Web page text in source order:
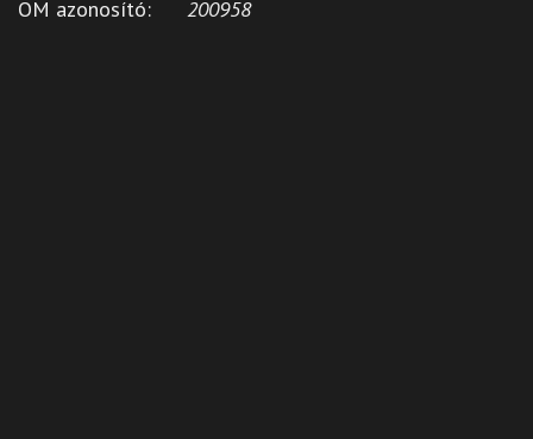
OM azonosító: 200958